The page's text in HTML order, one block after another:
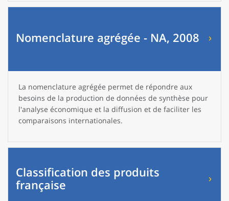
Nomenclature agrégée - NA, 2008
La nomenclature agrégée permet de répondre aux
besoins de la production de données de synthèse pour
l'analyse économique et la diffusion et de faciliter les
comparaisons internationales.
Classification des produits
française